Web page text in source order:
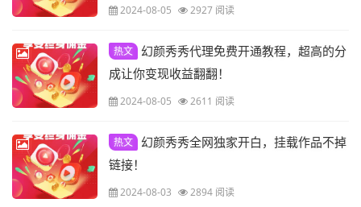
2024-08-05 2927 阅读
热文
幻颜秀秀代理免费开通教程，超高的分
成让你变现收益翻翻！
2024-08-05 2611 阅读
热文
幻颜秀秀全网独家开白，挂载作品不掉
链接！
2024-08-03 2894 阅读